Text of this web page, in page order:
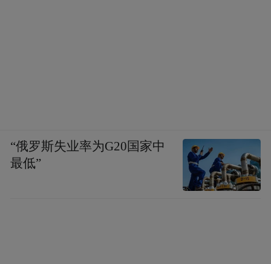
“俄罗斯失业率为G20国家中
最低”